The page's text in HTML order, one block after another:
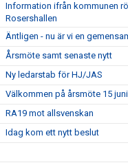
Information ifrån kommunen
Rosershallen
Äntligen - nu är vi en
Årsmöte samt senaste nytt
Ny ledarstab för HJ/JAS
Välkommen på årsmöte 15
RA19 mot allsvenskan
Idag kom ett nytt beslut